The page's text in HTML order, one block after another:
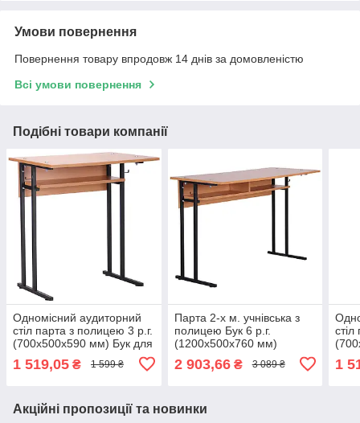
Умови повернення
Повернення товару впродовж 14 днів за домовленістю
Всі умови повернення
Подібні товари компанії
Одномісний аудиторний
стіл парта з полицею 3 р.г.
(700х500х590 мм) Бук для
1 519,05 ₴ 1 599 ₴
Парта 2-х м. учнівська з
полицею Бук 6 р.г.
(1200х500х760 мм)
нерегульований шкільний
стіл для двох AMF
2 903,66₴ 3 089 ₴ 1
Акційні пропозиції та новинки